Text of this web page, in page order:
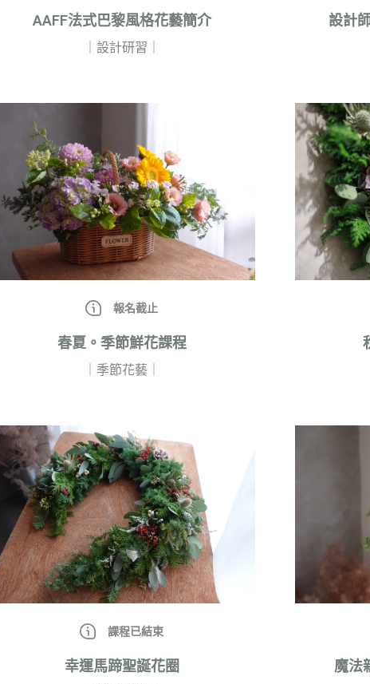
AAFF法式巴黎風格花藝簡介
｜設計研習｜
設計
報名截止
春夏。季節鮮花課程
｜季節花藝｜
課程已結束
幸運馬蹄聖誕花圈 魔法